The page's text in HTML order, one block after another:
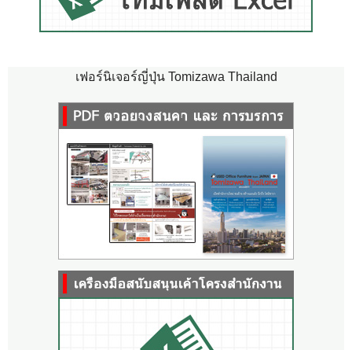
เฟอร์นิเจอร์ญี่ปุ่น Tomizawa Thailand